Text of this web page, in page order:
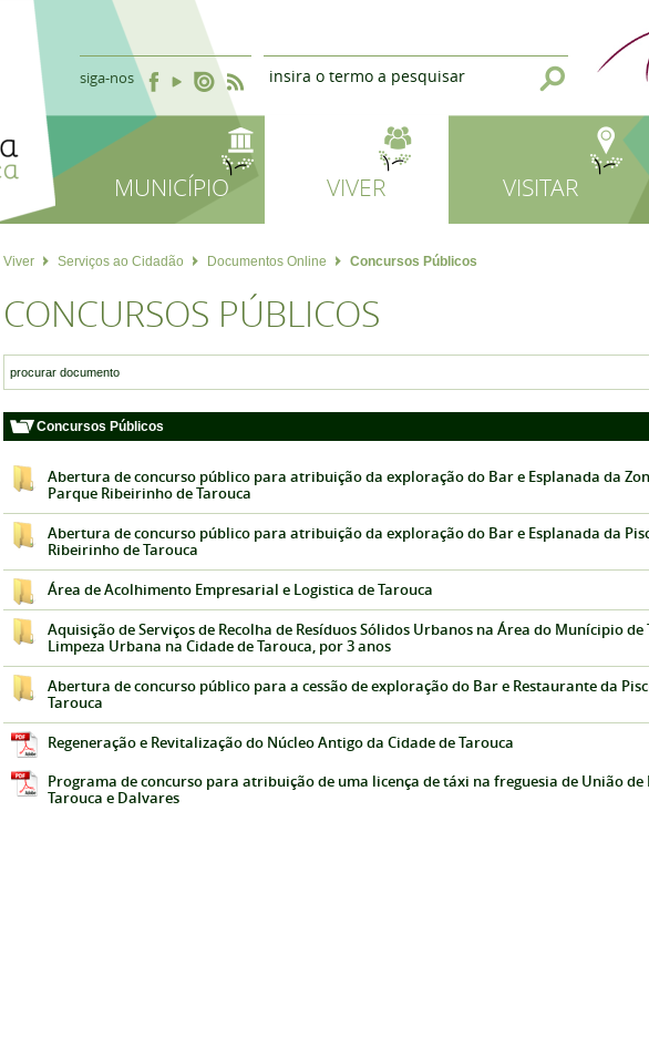
siga-nos
MUNICÍPIO VIVER VISITAR
Viver Serviços ao Cidadão Documentos Online Concursos Públicos
CONCURSOS PÚBLICOS
Concursos Públicos
Abertura de concurso público para atribuição da exploração do Bar e Esplanada da
Parque Ribeirinho de Tarouca
Abertura de concurso público para atribuição da exploração do Bar e Esplanada da
Ribeirinho de Tarouca
Área de Acolhimento Empresarial e Logistica de Tarouca
Aquisição de Serviços de Recolha de Resíduos Sólidos Urbanos na Área do Munícipio de
Limpeza Urbana na Cidade de Tarouca, por 3 anos
Abertura de concurso público para a cessão de exploração do Bar e Restaurante da
Tarouca
Regeneração e Revitalização do Núcleo Antigo da Cidade de Tarouca
Programa de concurso para atribuição de uma licença de táxi na freguesia de União de
Tarouca e Dalvares